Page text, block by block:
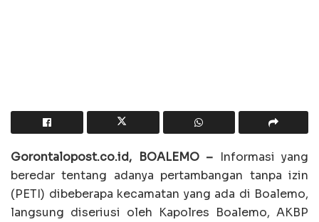
Gorontalopost.co.id, BOALEMO – Informasi yang
beredar tentang adanya pertambangan tanpa izin
(PETI) dibeberapa kecamatan yang ada di Boalemo,
langsung diseriusi oleh Kapolres Boalemo, AKBP